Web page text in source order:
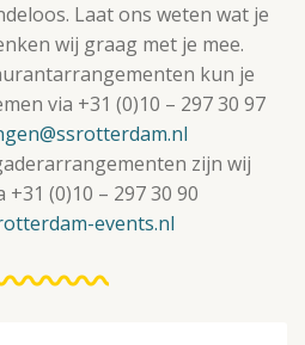
Laat ons weten wat je
wij graag met je mee.
kun je
via +31 (0)10 – 297 30 97
zijn wij
(0)10 – 297 30 90
events.nl